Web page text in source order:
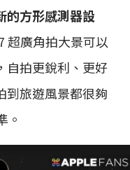
的方形感測器設
超廣角拍大景可以
自拍更銳利、更好
到旅遊風景都很夠
。